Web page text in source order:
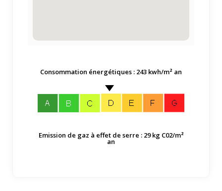
Consommation énergétiques : 243 kwh/m² an
Emission de gaz à effet de serre : 29 kg C02/m²
an